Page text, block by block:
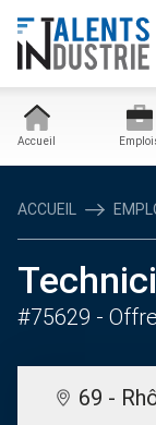
Accueil
ACCUEIL
#75629 -
69 -